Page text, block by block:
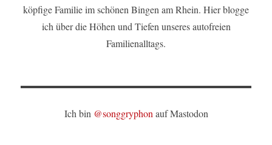
köpfige Familie im schönen Bingen am Rhein. Hier blogge
ich über die Höhen und Tiefen unseres autofreien
Familienalltags.
Ich bin @songgryphonauf Mastodon